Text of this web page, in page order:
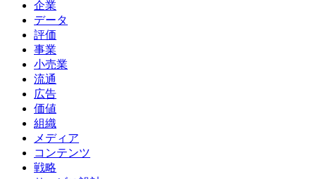
企業
データ
評価
事業
小売業
流通
広告
価値
組織
メディア
コンテンツ
戦略